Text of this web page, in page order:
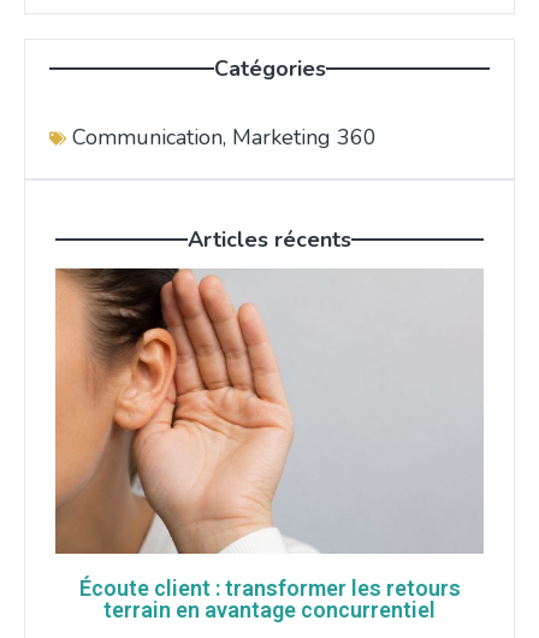
Catégories
Communication, Marketing 360
Articles récents
Écoute client : transformer les retours
terrain en avantage concurrentiel